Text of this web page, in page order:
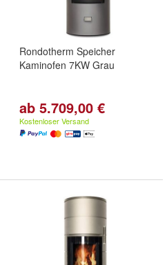
Rondotherm Speicher
Kaminofen 7KW Grau
ab 5.709,00 €
Kostenloser Versand